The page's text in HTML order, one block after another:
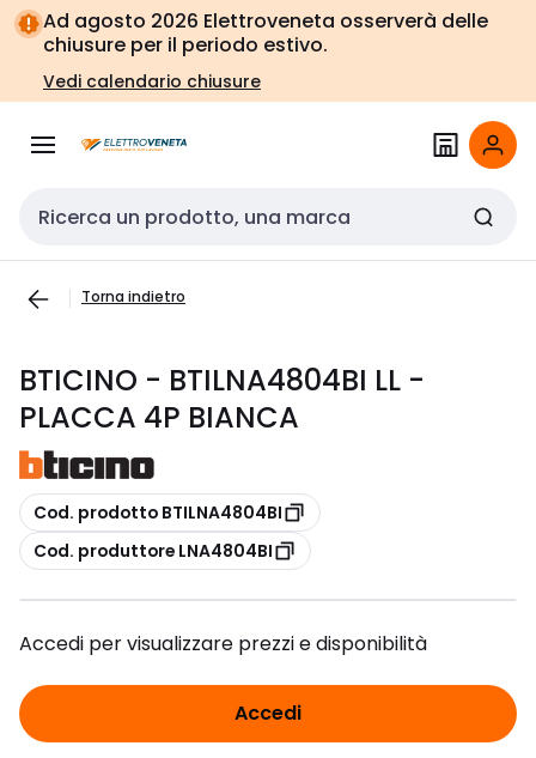
Vai alla
navigazione
Vai
alla
pagina
Ad agosto 2026 Elettroveneta osserverà delle
chiusure per il periodo estivo.
Vedi calendario chiusure
Cerca input
Torna indietro
BTICINO - BTILNA4804BI LL -
PLACCA 4P BIANCA
copia
Cod. prodotto BTILNA4804BI
copia
Cod. produttore LNA4804BI
Accedi per visualizzare prezzi e disponibilità
Accedi